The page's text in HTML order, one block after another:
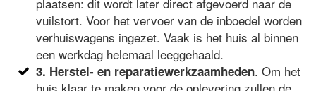
vuilstort. Voor het vervoer van de inboedel worden
verhuiswagens ingezet. Vaak is het huis al binnen
een werkdag helemaal leeggehaald.
3. Herstel- en reparatiewerkzaamheden. Om het